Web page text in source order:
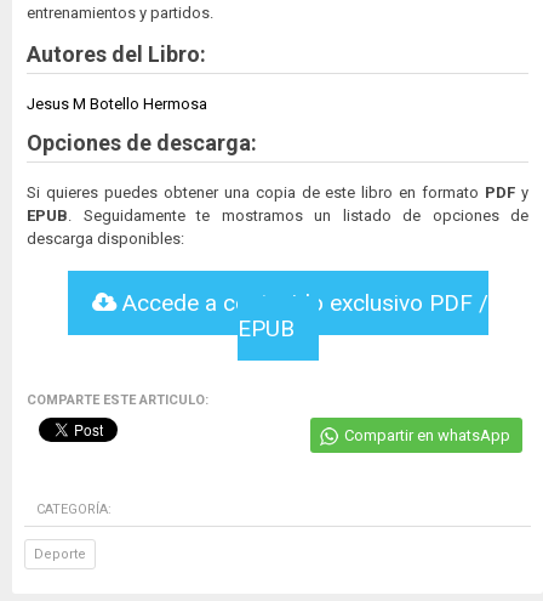
entrenamientos y partidos.
Autores del Libro:
Jesus M Botello Hermosa
Opciones de descarga:
Si quieres puedes obtener una copia de este libro en formato PDF y
EPUB . Seguidamente te mostramos un listado de opciones de
descarga disponibles:
Accede a contenido exclusivo PDF /
EPUB
COMPARTE ESTE ARTICULO:
Compartir en whatsApp
CATEGORÍA:
Deporte